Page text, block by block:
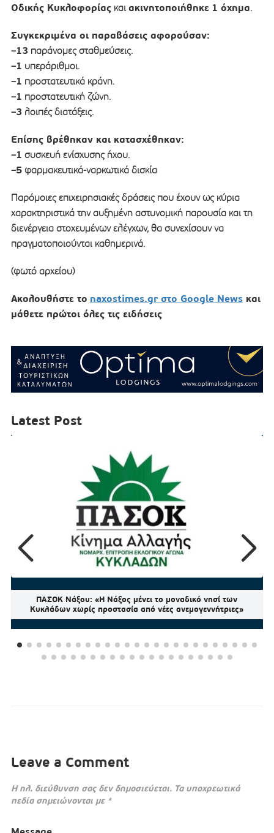
Οδικής Κυκλοφορίαςκαι ακινητοποιήθηκε 1 όχημα.
Συγκεκριμένα οι παραβάσεις αφορούσαν:
–13 παράνομες σταθμεύσεις.
–1 υπεράριθμοι.
–1 προστατευτικά κράνη.
–1 προστατευτική ζώνη.
–3 λοιπές διατάξεις.
Επίσης βρέθηκαν και κατασχέθηκαν:
–1 συσκευή ενίσχυσης ήχου.
–5φαρμακευτικά-ναρκωτικά δισκία
Παρόμοιες επιχειρησιακές δράσεις που έχουν ως κύρια
χαρακτηριστικά την αυξημένη αστυνομική παρουσία και τη
διενέργεια στοχευμένων ελέγχων, θα συνεχίσουν να
πραγματοποιούνται καθημερινά.
(φωτό αρχείου)
Ακολουθήστε το naxostimes.gr στο Google Newsκαι
μάθετε πρώτοι όλες τις ειδήσεις
Latest Post
ΠΑΣΟΚ Νάξου: «Η Νάξος μένει το μοναδικό νησί των
Κυκλάδων χωρίς προστασία από νέες ανεμογεννήτριες»
Leave a Comment
Η ηλ. διεύθυνση σας δεν δημοσιεύεται. Τα υποχρεωτικά
πεδία σημειώνονται με *